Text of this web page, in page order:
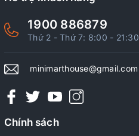
1900 886879
Thứ 2 - Thứ 7: 8:00 - 21:30
minimarthouse@gmail.com
Chính sách